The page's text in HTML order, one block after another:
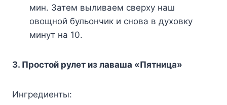
мин. Затем выливаем сверху наш
овощной бульончик и снова в духовку
минут на 10.
3. Простой рулет из лаваша «Пятница»
Ингредиенты: